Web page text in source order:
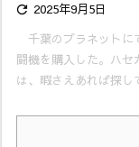
 2025年9月5日
千葉のプラネットに
闘機を購入した。ハ
は、暇さえあれば探し